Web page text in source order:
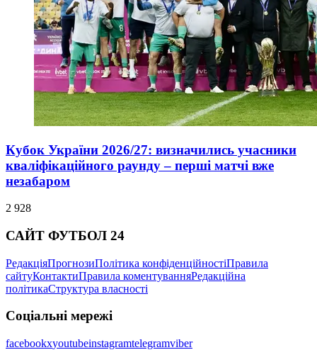
Кубок України 2026/27: визначились учасники
кваліфікаційного раунду – перші матчі вже
незабаром
2 928
САЙТ ФУТБОЛ 24
РедакціяПрогнозиПолітика конфіденційностіПравила
сайтуКонтактиПравила коментуванняРедакційна
політикаСтруктура власності
Соціальні мережі
facebookxyoutubeinstagramtelegramviber